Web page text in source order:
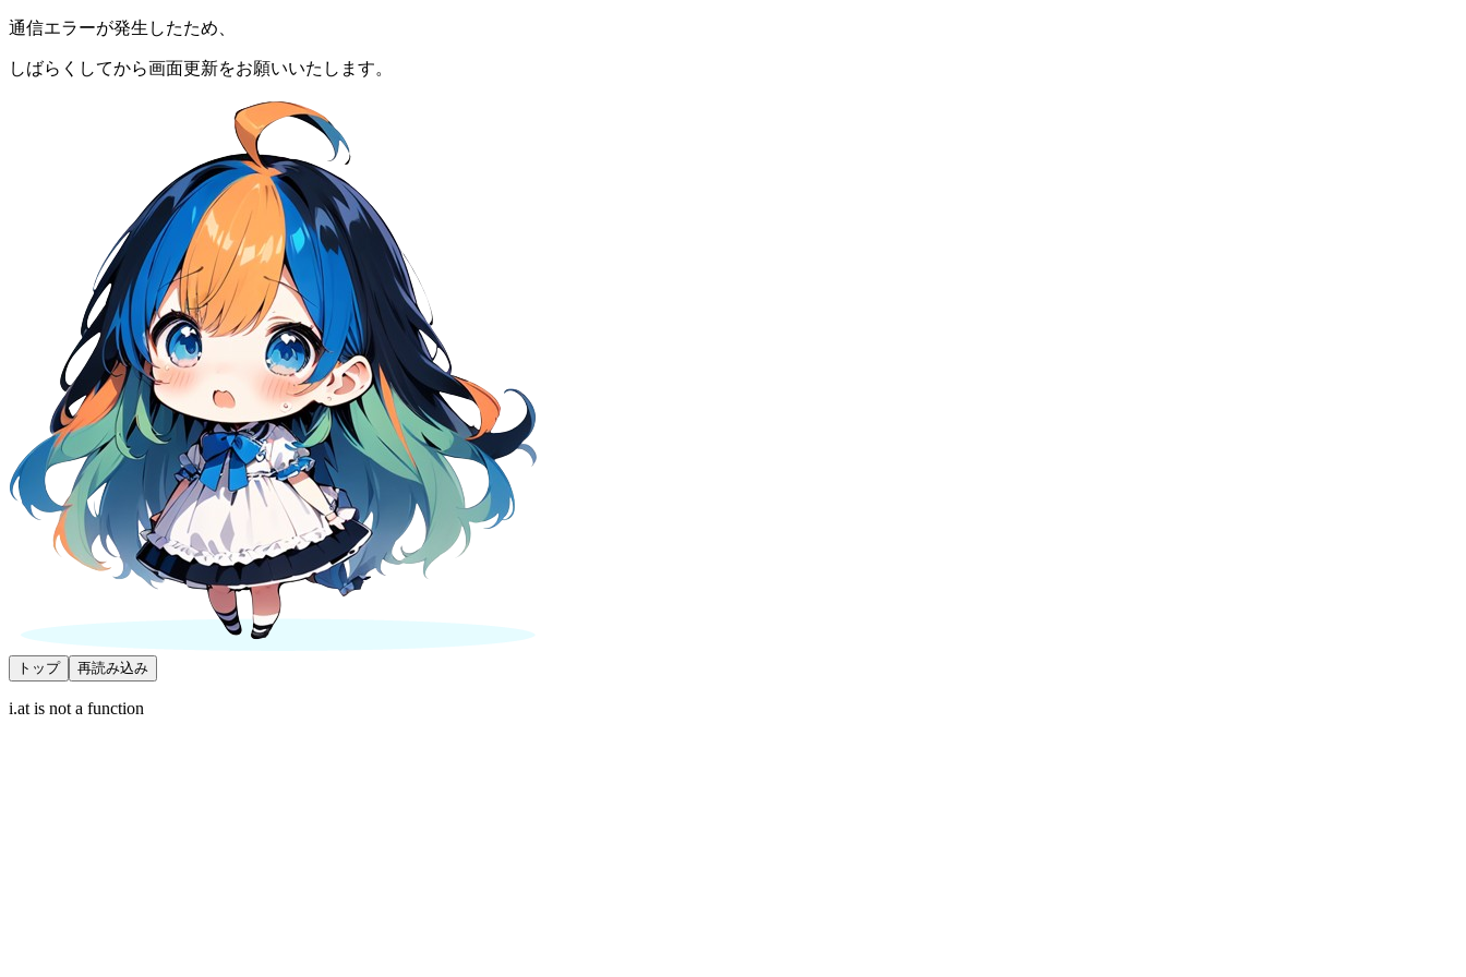
通信エラーが発生したため、
しばらくしてから画面更新をお願いいたします。
トップ 再読み込み
i.at is not a function